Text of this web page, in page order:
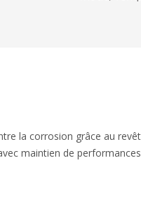
la corrosion grâce au
maintien de